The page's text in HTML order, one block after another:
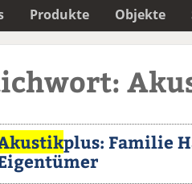
Produkte Objekte
plus: Familie